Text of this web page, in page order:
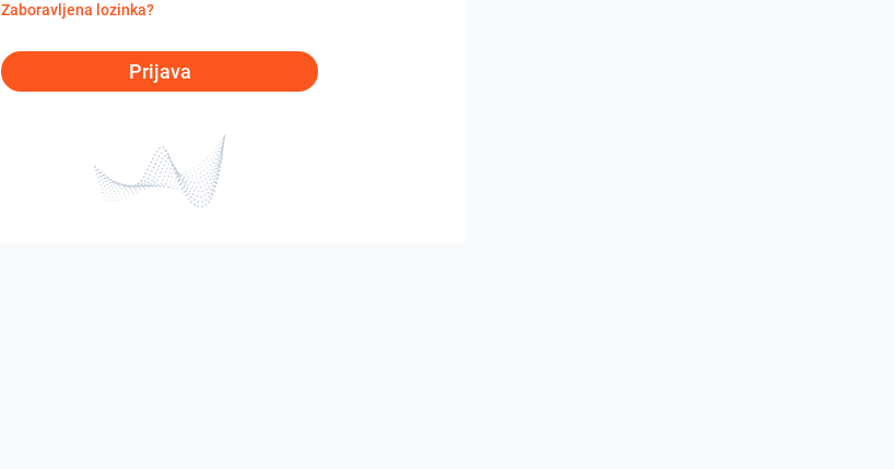
Zaboravljena lozinka?
Prijava